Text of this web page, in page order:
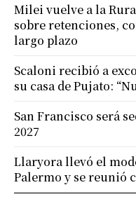
Milei vuelve a la
sobre retenciones,
largo plazo
Scaloni recibió a
su casa de Pujato:
San Francisco será
2027
Llaryora llevó el
Palermo y se reunió